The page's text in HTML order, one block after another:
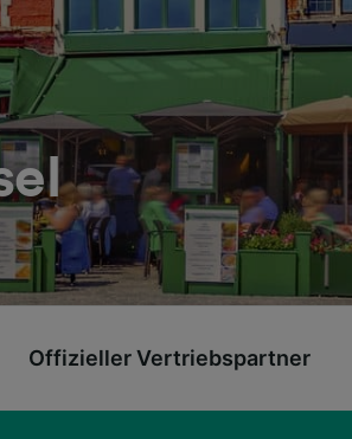
Offizieller Vertriebspartner